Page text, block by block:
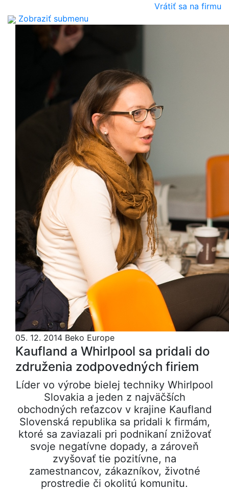
Vrátiť sa na firmu
Zobraziť submenu
05. 12. 2014 Beko Europe
Kaufland a Whirlpool sa pridali do
združenia zodpovedných firiem
Líder vo výrobe bielej techniky Whirlpool
Slovakia a jeden z najväčších
obchodných reťazcov v krajine Kaufland
Slovenská republika sa pridali k firmám,
ktoré sa zaviazali pri podnikaní znižovať
svoje negatívne dopady, a zároveň
zvyšovať tie pozitívne, na
zamestnancov, zákazníkov, životné
prostredie či okolitú komunitu.